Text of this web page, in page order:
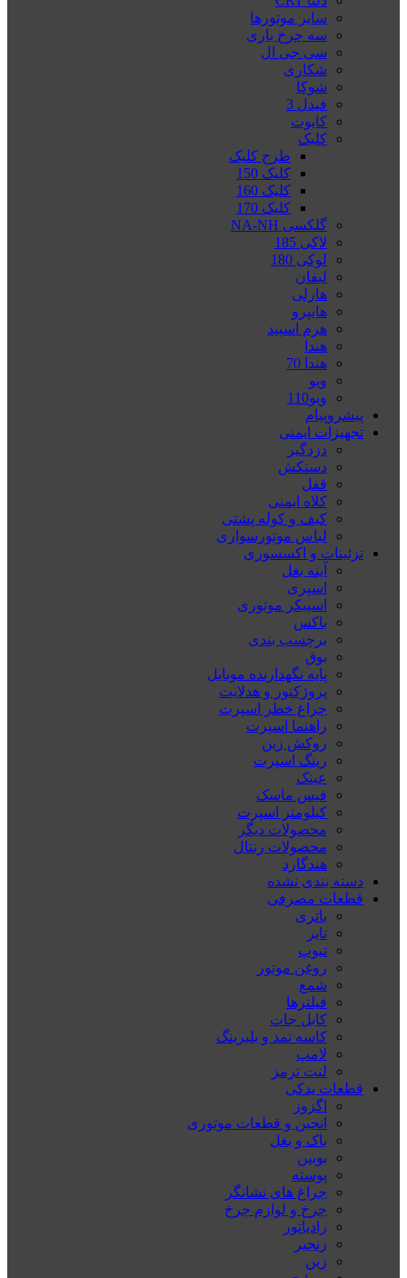
سایر موتورها
سه چرخ باری
سی جی ال
شکاری
شوکا
فیدل 3
کایوت
کلیک
طرح کلیک
کلیک 150
کلیک 160
کلیک 170
گلکسی NA-NH
لاکی 185
لوکی 180
لیفان
هارلی
هایپرو
هرم اسپید
هندا
هندا 70
ویو
ویو110
پیشروپیام
تجهیزات ایمنی
دزدگیر
دستکش
قفل
کلاه ایمنی
کیف و کوله پشتی
لباس موتورسواری
تزئینات و اکسسوری
آینه بغل
اسپری
اسپیکر موتوری
باکس
برچسب بندی
بوق
پایه نگهدارنده موبایل
پروژکتور و هدلایت
چراغ خطر اسپرت
راهنما اسپرت
روکش زین
رینگ اسپرت
عینک
فیس ماسک
کیلومتر اسپرت
محصولات دیگر
محصولات رنتال
هندگارد
دسته بندی نشده
قطعات مصرفی
باتری
تایر
تیوپ
روغن موتور
شمع
فیلترها
کابل جات
کاسه نمد و بلبرینگ
لامپ
لنت ترمز
قطعات یدکی
اگزوز
انجین و قطعات موتوری
باک و بغل
بوبین
پوسته
چراغ های نشانگر
چرخ و لوازم چرخ
رادیاتور
زنجیر
زین